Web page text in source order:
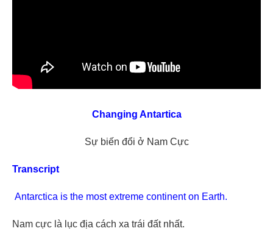
Changing Antartica
Sự biến đổi ở Nam Cực
Transcript
Antarctica is the most extreme continent on Earth.
Nam cực là lục địa cách xa trái đất nhất.